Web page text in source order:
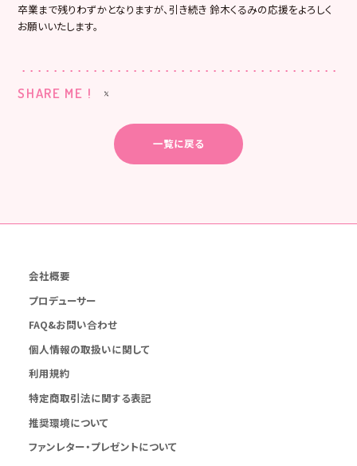
卒業まで残りわずかとなりますが、引き続き 鈴木くるみの応援をよろしく
お願いいたします。
SHARE ME !
一覧に戻る
会社概要
プロデューサー
FAQ&お問い合わせ
個人情報の取扱いに関して
利用規約
特定商取引法に関する表記
推奨環境について
ファンレター・プレゼントについて